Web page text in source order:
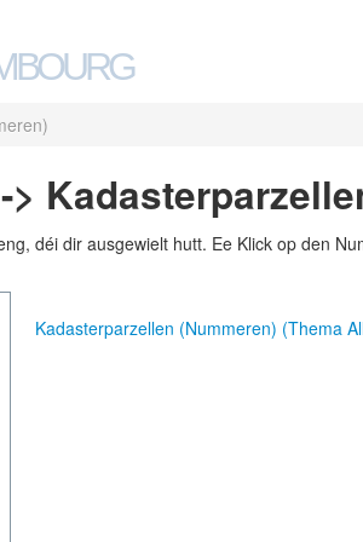
déi dir ausgewielt hutt. Ee Klick op den
Kadasterparzellen (Nummeren) (Thema